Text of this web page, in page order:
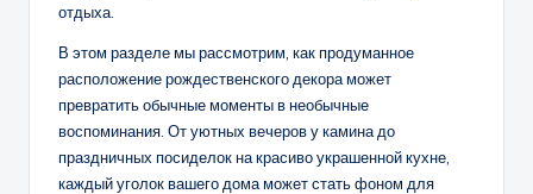
отдыха.
В этом разделе мы рассмотрим, как продуманное
расположение рождественского декора может
превратить обычные моменты в необычные
воспоминания. От уютных вечеров у камина до
праздничных посиделок на красиво украшенной кухне,
каждый уголок вашего дома может стать фоном для